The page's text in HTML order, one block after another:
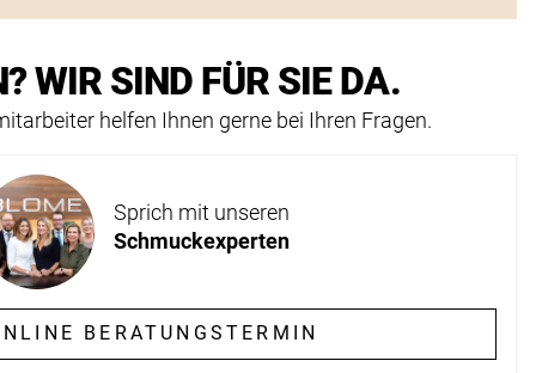
WIR SIND FÜR SIE DA.
helfen Ihnen gerne bei Ihren Fragen.
Sprich mit unseren
Schmuckexperten
BERATUNGSTERMIN